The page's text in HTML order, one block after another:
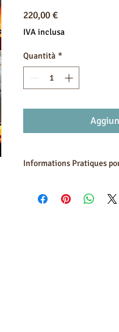
220,00 €Prezzo
IVA inclusa
Quantità *
Informations Pratiques
Accès en voiture :À